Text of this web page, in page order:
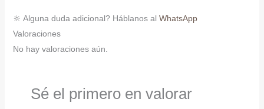
🔆 Alguna duda adicional? Háblanos al WhatsApp
Valoraciones
No hay valoraciones aún.
Sé el primero en valorar